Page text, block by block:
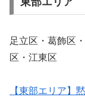
足立区・葛飾区
区・江東区
【東部エリア】